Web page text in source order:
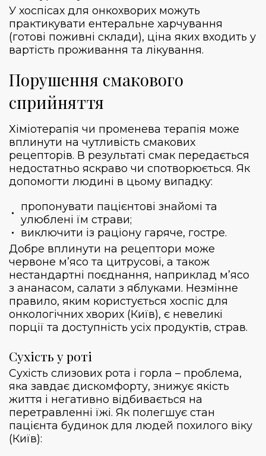
У хоспісах для онкохворих можуть
практикувати ентеральне харчування
(готові поживні склади), ціна яких входить у
вартість проживання та лікування.
Порушення смакового
сприйняття
Хіміотерапія чи променева терапія може
вплинути на чутливість смакових
рецепторів. В результаті смак передається
недостатньо яскраво чи спотворюється. Як
допомогти людині в цьому випадку:
пропонувати пацієнтові знайомі та
улюблені їм страви;
виключити із раціону гаряче, гостре.
Добре вплинути на рецептори може
червоне м’ясо та цитрусові, а також
нестандартні поєднання, наприклад м’ясо
з ананасом, салати з яблуками. Незмінне
правило, яким користується хоспіс для
онкологічних хворих (Київ), є невеликі
порції та доступність усіх продуктів, страв.
Сухість у роті
Сухість слизових рота і горла – проблема,
яка завдає дискомфорту, знижує якість
життя і негативно відбивається на
перетравленні їжі. Як полегшує стан
пацієнта будинок для людей похилого віку
(Київ):